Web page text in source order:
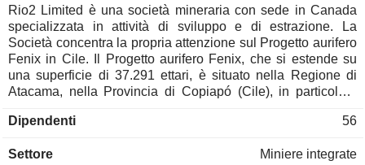
Rio2 Limited è una società mineraria con sede in Canada
specializzata in attività di sviluppo e di estrazione. La
Società concentra la propria attenzione sul Progetto aurifero
Fenix in Cile. Il Progetto aurifero Fenix, che si estende su
una superficie di 37.291 ettari, è situato nella Regione di
Atacama, nella Provincia di Copiapó (Cile), in particolare
(km) a nord-est di Copiapó lungo la strada internazionale
della miniera d’oro e argento La Coipa di Kinross Gold, a 60
Dipendenti 56
Settore Miniere integrate